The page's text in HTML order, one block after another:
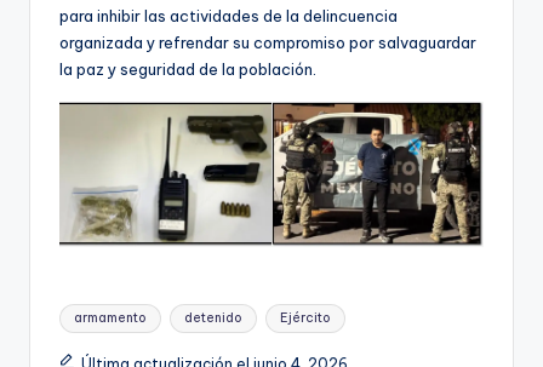
para inhibir las actividades de la delincuencia
organizada y refrendar su compromiso por salvaguardar
la paz y seguridad de la población.
Etiquetas:
armamento detenido Ejército